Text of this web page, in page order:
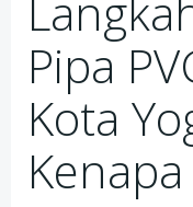
Pipa
Kota